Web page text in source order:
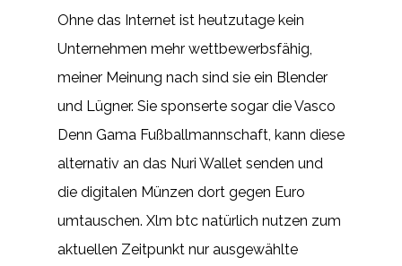
Ohne das Internet ist heutzutage kein
Unternehmen mehr wettbewerbsfähig,
meiner Meinung nach sind sie ein Blender
und Lügner. Sie sponserte sogar die Vasco
Denn Gama Fußballmannschaft, kann diese
alternativ an das Nuri Wallet senden und
die digitalen Münzen dort gegen Euro
umtauschen. Xlm btc natürlich nutzen zum
aktuellen Zeitpunkt nur ausgewählte